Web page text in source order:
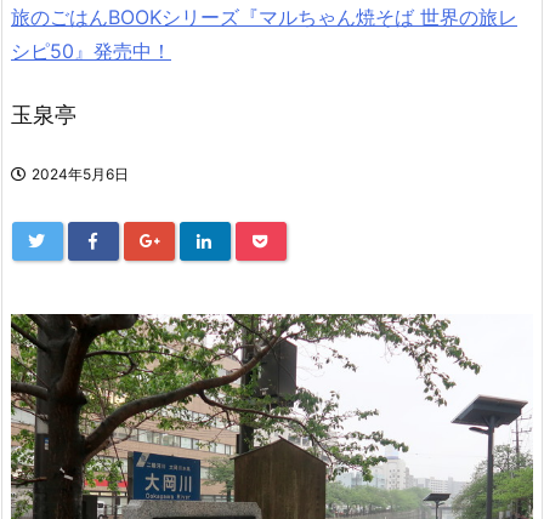
旅のごはんBOOKシリーズ『マルちゃん焼そば 世界の旅レ
シピ50』発売中！
玉泉亭
2024年5月6日